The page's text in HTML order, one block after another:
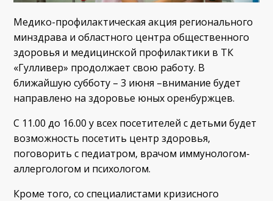
Медико-профилактическая акция регионального
минздрава и областного центра общественного
здоровья и медицинской профилактики в ТК
«Гулливер» продолжает свою работу. В
ближайшую субботу – 3 июня –внимание будет
направлено на здоровье юных оренбуржцев.
С 11.00 до 16.00 у всех посетителей с детьми будет
возможность посетить центр здоровья,
поговорить с педиатром, врачом иммунологом-
аллергологом и психологом.
Кроме того, со специалистами кризисного